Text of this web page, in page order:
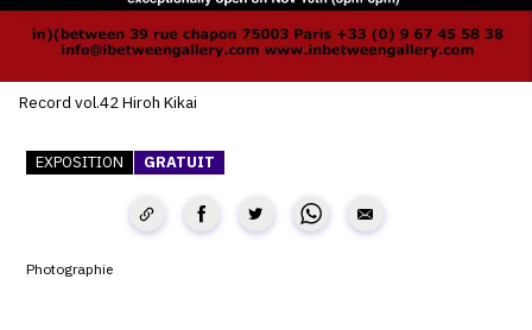
L'ÉQUIPE OAM
À PROPOS D'OAM
CONTACT
CGV
Record vol.42 Hiroh Kikai
EXPOSITION GRATUIT
Photographie